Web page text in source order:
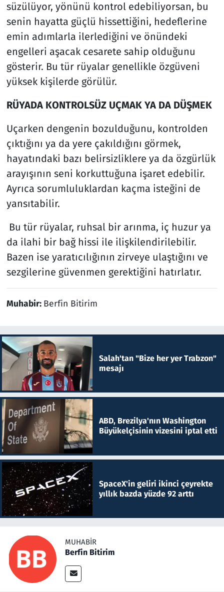
süzülüyor, yönünü kontrol edebiliyorsan, bu
senin hayatta güçlü hissettiğini, hedeflerine
emin adımlarla ilerlediğini ve önündeki
engelleri aşacak cesarete sahip olduğunu
gösterir. Bu tür rüyalar genellikle özgüveni
yüksek kişilerde görülür.
RÜYADA KONTROLSÜZ UÇMAK YA DA DÜŞMEK
Uçarken dengenin bozulduğunu, kontrolden
çıktığını ya da yere çakıldığını görmek,
hayatındaki bazı belirsizliklere ya da özgürlük
arayışının seni korkuttuğuna işaret edebilir.
Ayrıca sorumluluklardan kaçma isteğini de
yansıtabilir.
Bu tür rüyalar, ruhsal bir arınma, iç huzur ya
da ilahi bir bağ hissi ile ilişkilendirilebilir.
Bazen ise yaratıcılığının zirveye ulaştığını ve
sezgilerine güvenmen gerektiğini hatırlatır.
Muhabir: Berfin Bitirim
Salah'tan "Bize her yer Trabzon"
mesajı
ABD, Brezilya'nın Washington
Büyükelçisinin vizesini iptal etti
SpaceX'in geliri ikinci çeyrekte
yıllık bazda yüzde 92 arttı
MUHABIR
Berfin Bitirim